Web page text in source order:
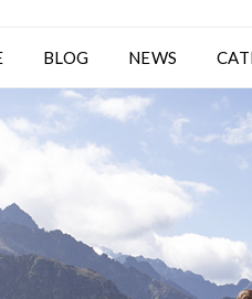
BLOG NEWS